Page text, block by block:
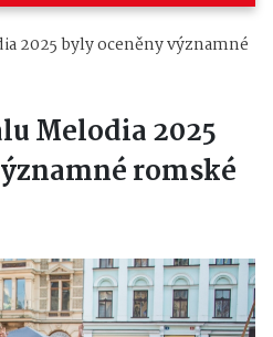
2025 byly oceněny významné
Melodia 2025
romské